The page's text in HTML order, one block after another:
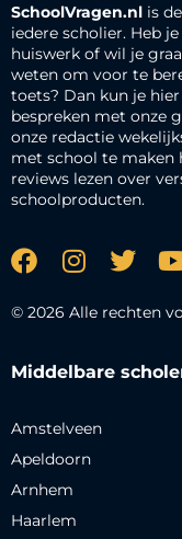
SchoolVragen.nl is
iedere scholier. Heb
huiswerk of wil je
weten om voor te
toets? Dan kun je
bespreken met onze
onze redactie
met school te maken
reviews lezen over
schoolproducten.
© 2026 Alle rechten
Middelbare
Amstelveen
Apeldoorn
Arnhem
Haarlem